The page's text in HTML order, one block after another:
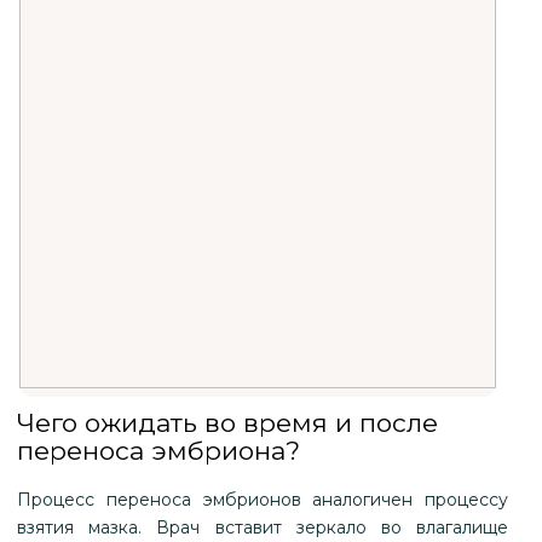
Чего ожидать во время и после
переноса эмбриона?
Процесс переноса эмбрионов аналогичен процессу
взятия мазка. Врач вставит зеркало во влагалище